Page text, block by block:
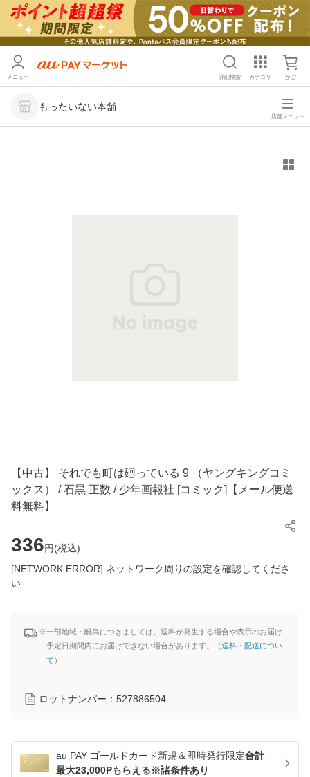
メニュー 詳細検索 カテゴリ かご
もったいない本舗
店舗メニュー
【中古】 それでも町は廻っている 9 （ヤングキングコミ
ックス） / 石黒 正数 / 少年画報社 [コミック]【メール便送
料無料】
336円(税込)
[NETWORK ERROR] ネットワーク周りの設定を確認してくださ
い
※一部地域・離島につきましては、送料が発生する場合や表示のお届け
予定日期間内にお届けできない場合があります。（送料・配送につい
て ）
ロットナンバー： 527886504
au PAY ゴールドカード新規＆即時発行限定合計
最大23,000Pもらえる※諸条件あり